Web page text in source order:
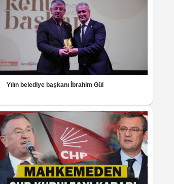
Yılın belediye başkanı İbrahim Gül